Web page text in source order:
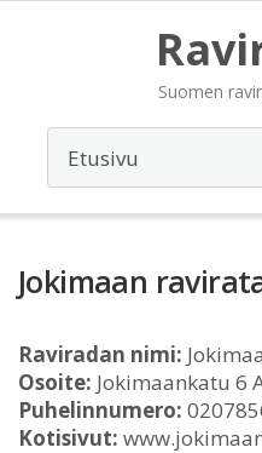
Suomen
Jokimaan
Raviradan nimi:
Osoite: Jokimaankatu 6
Puhelinnumero:
Kotisivut: